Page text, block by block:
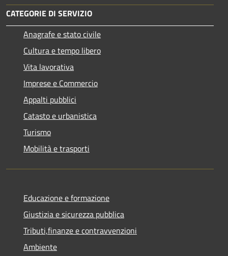
CATEGORIE DI SERVIZIO
Anagrafe e stato civile
Cultura e tempo libero
Vita lavorativa
Imprese e Commercio
Appalti pubblici
Catasto e urbanistica
Turismo
Mobilità e trasporti
Educazione e formazione
Giustizia e sicurezza pubblica
Tributi,finanze e contravvenzioni
Ambiente